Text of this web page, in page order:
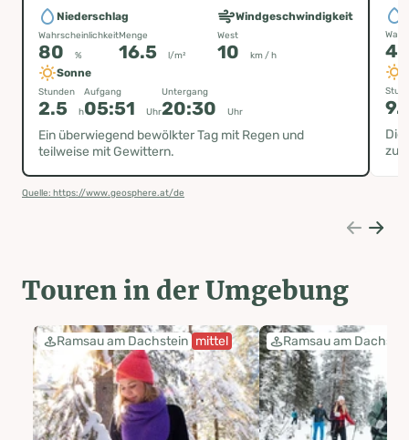
Niederschlag
Wahrscheinlichkeit
80 %
Menge
16.5 l/m²
Windgeschwindigkeit
West
10 km / h
Sonne
Stunden
2.5 h
Aufgang
05:51 Uhr
Untergang
20:30 Uhr
Ein überwiegend bewölkter Tag mit Regen und
teilweise mit Gewittern.
Die
zu
Quelle: https://www.geosphere.at/de
Touren in der Umgebung
Ramsau am Dachstein mittel Ramsau am